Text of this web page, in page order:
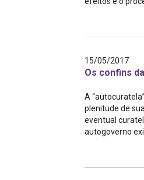
15/05/2017
Os confins
A
plenitude de
eventual
autogoverno